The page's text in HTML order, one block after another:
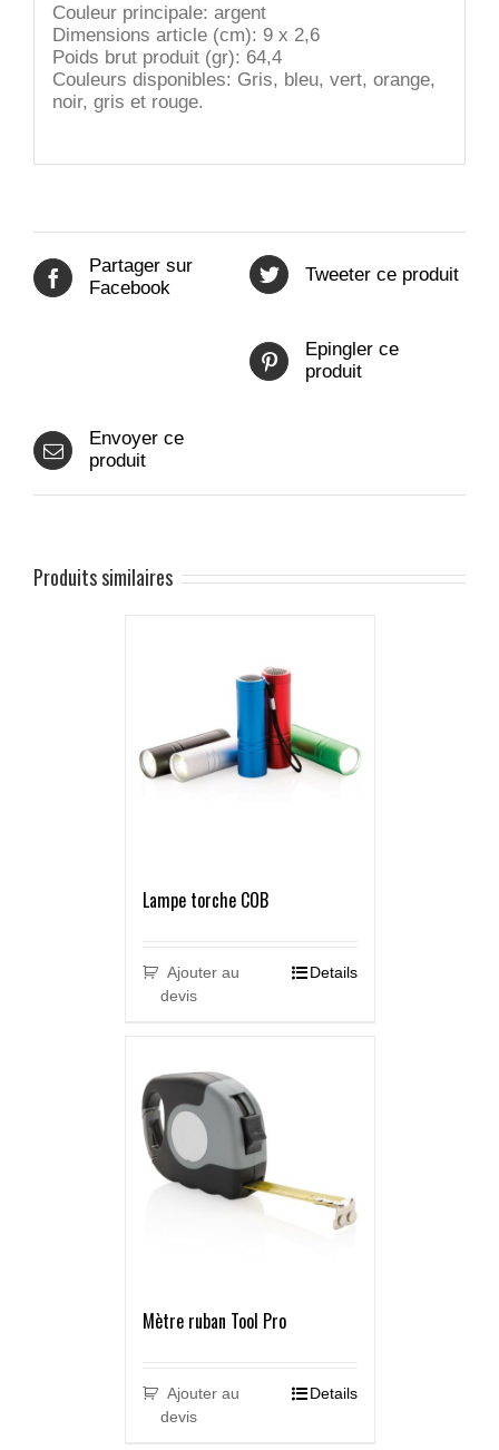
Couleur principale: argent
Dimensions article (cm): 9 x 2,6
Poids brut produit (gr): 64,4
Couleurs disponibles: Gris, bleu, vert, orange,
noir, gris et rouge.
Partager sur
Facebook
Tweeter ce produit
Epingler ce
produit
Envoyer ce
produit
Produits similaires
Lampe torche COB
Ajouter au
devis
Details
Mètre ruban Tool Pro
Ajouter au
devis
Details